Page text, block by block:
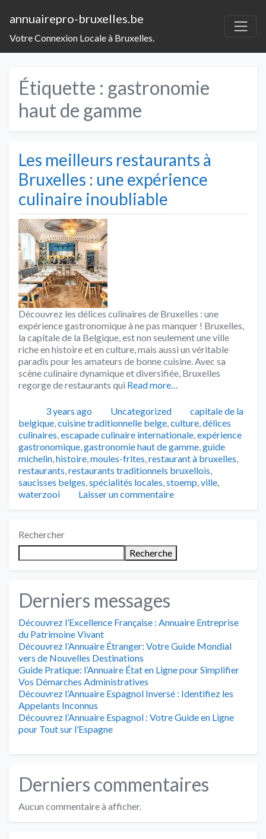
annuairepro-bruxelles.be
Votre Connexion Locale à Bruxelles.
Étiquette : gastronomie
haut de gamme
Les meilleurs restaurants à
Bruxelles : une expérience
culinaire inoubliable
Découvrez les délices culinaires de Bruxelles : une
expérience gastronomique à ne pas manquer ! Bruxelles,
la capitale de la Belgique, est non seulement une ville
riche en histoire et en culture, mais aussi un véritable
paradis pour les amateurs de bonne cuisine. Avec sa
scène culinaire dynamique et diversifiée, Bruxelles
regorge de restaurants qui Read more…
Publié3 years ago Catégories
Uncategorized Tags
capitale de la
belgique,cuisine traditionnelle belge,culture,délices
culinaires,escapade culinaire internationale,expérience
gastronomique,gastronomie haut de gamme,guide
michelin,histoire,moules-frites,restaurant à bruxelles,
restaurants,restaurants traditionnels bruxellois,
saucisses belges,spécialités locales,stoemp,ville,
waterzooi
Laisser un commentaire
Rechercher
Recherche
Derniers messages
Découvrez l’Excellence Française : Annuaire Entreprise
du Patrimoine Vivant
Découvrez l’Annuaire Étranger: Votre Guide Mondial
vers de Nouvelles Destinations
Guide Pratique: l’Annuaire État en Ligne pour Simplifier
Vos Démarches Administratives
Découvrez l’Annuaire Espagnol Inversé : Identifiez les
Appelants Inconnus
Découvrez l’Annuaire Espagnol : Votre Guide en Ligne
pour Tout sur l’Espagne
Derniers commentaires
Aucun commentaire à afficher.